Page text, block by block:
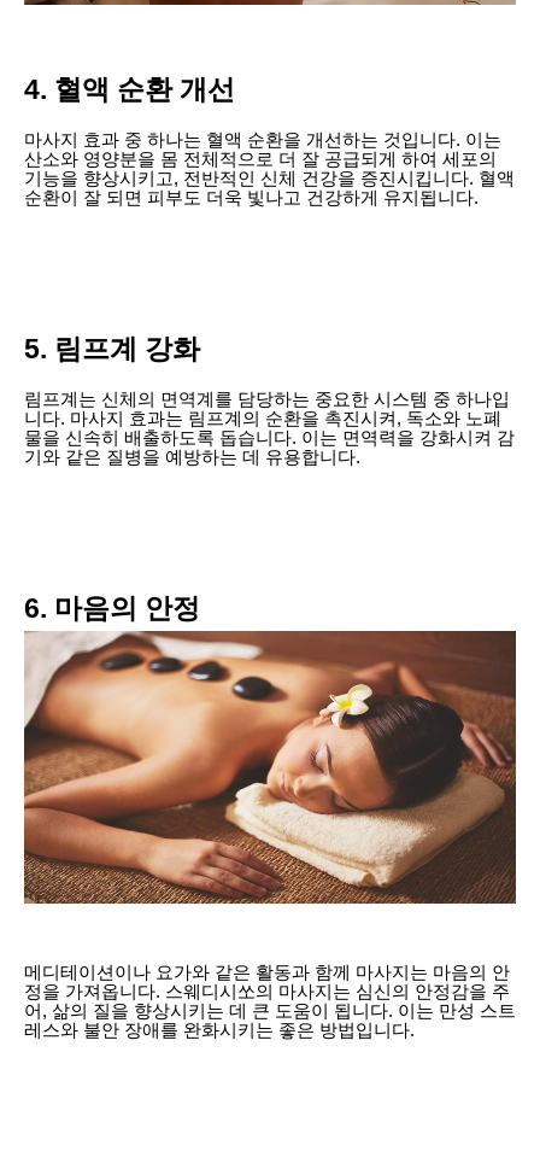
4. 혈액 순환 개선
마사지 효과 중 하나는 혈액 순환을 개선하는 것입니다. 이는
산소와 영양분을 몸 전체적으로 더 잘 공급되게 하여 세포의
기능을 향상시키고, 전반적인 신체 건강을 증진시킵니다. 혈액
순환이 잘 되면 피부도 더욱 빛나고 건강하게 유지됩니다.
5. 림프계 강화
림프계는 신체의 면역계를 담당하는 중요한 시스템 중 하나입
니다. 마사지 효과는 림프계의 순환을 촉진시켜, 독소와 노폐
물을 신속히 배출하도록 돕습니다. 이는 면역력을 강화시켜 감
기와 같은 질병을 예방하는 데 유용합니다.
6. 마음의 안정
메디테이션이나 요가와 같은 활동과 함께 마사지는 마음의 안
정을 가져옵니다. 스웨디시쏘의 마사지는 심신의 안정감을 주
어, 삶의 질을 향상시키는 데 큰 도움이 됩니다. 이는 만성 스트
레스와 불안 장애를 완화시키는 좋은 방법입니다.